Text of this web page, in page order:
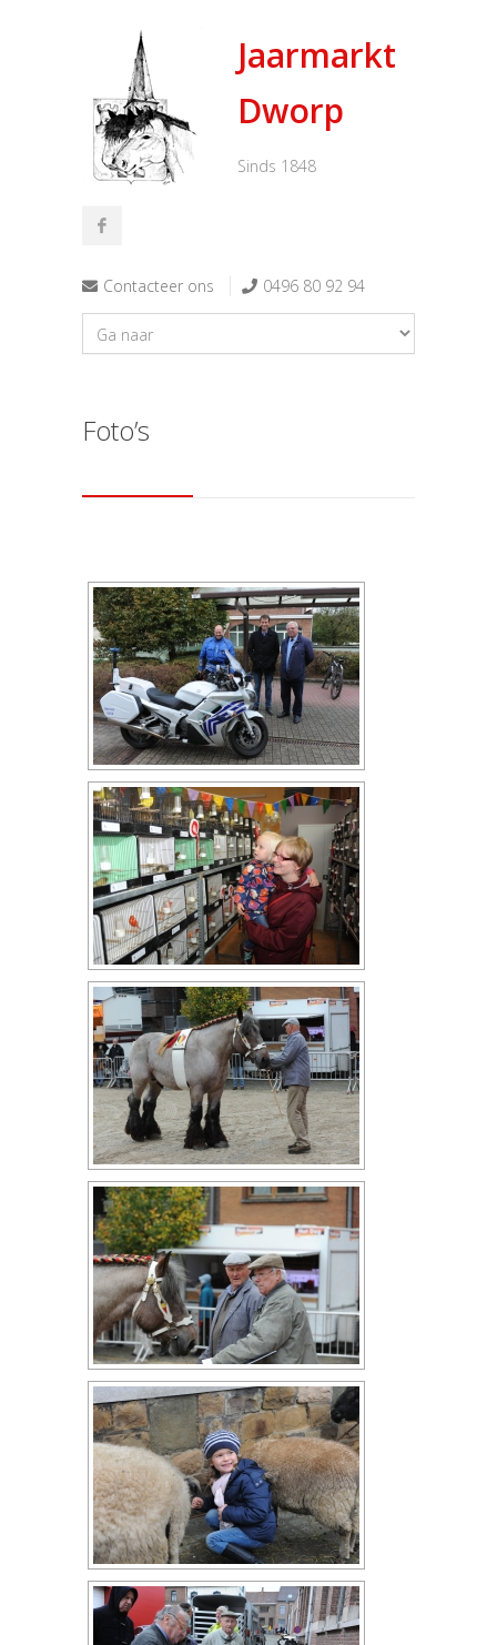
Jaarmarkt
Dworp
Sinds 1848
Contacteer ons 0496 80 92 94
Foto’s